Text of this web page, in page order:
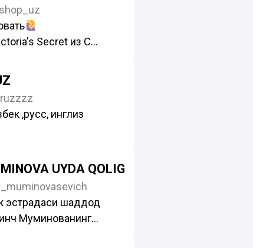
Secret из США
всё оригинал.
+998900069576
Узбекистану.
КЛИПЛАР
,русс, инглиз
бойлаб
бу Китоб
UYDA QOLIG
эстрадаси шаддод
Муминованинг